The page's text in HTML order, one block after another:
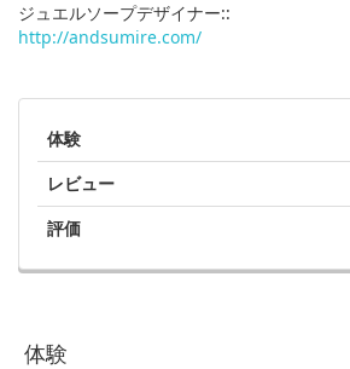
ジュエルソープデザイナー::
http://andsumire.com/
体験
レビュー
評価
体験